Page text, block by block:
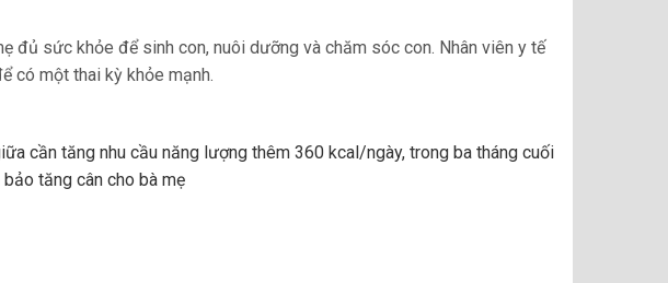
đủ sức khỏe để sinh con, nuôi dưỡng và chăm sóc con. Nhân viên y tế
có một thai kỳ khỏe mạnh.
cần tăng nhu cầu năng lượng thêm 360 kcal/ngày, trong ba tháng cuối
tăng cân cho bà mẹ